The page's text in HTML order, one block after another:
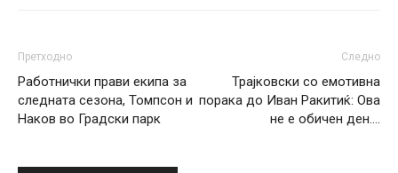
Претходно
Работнички прави екипа за
следната сезона, Томпсон и
Наков во Градски парк
Следно
Трајковски со емотивна
порака до Иван Ракитиќ: Ова
не е обичен ден….